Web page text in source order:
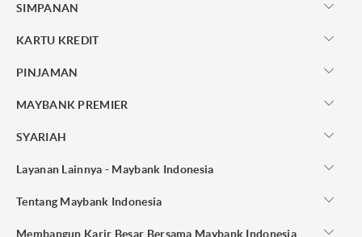
SIMPANAN
KARTU KREDIT
PINJAMAN
MAYBANK PREMIER
SYARIAH
Layanan Lainnya - Maybank Indonesia
Tentang Maybank Indonesia
Membangun Karir Besar Bersama Maybank Indonesia